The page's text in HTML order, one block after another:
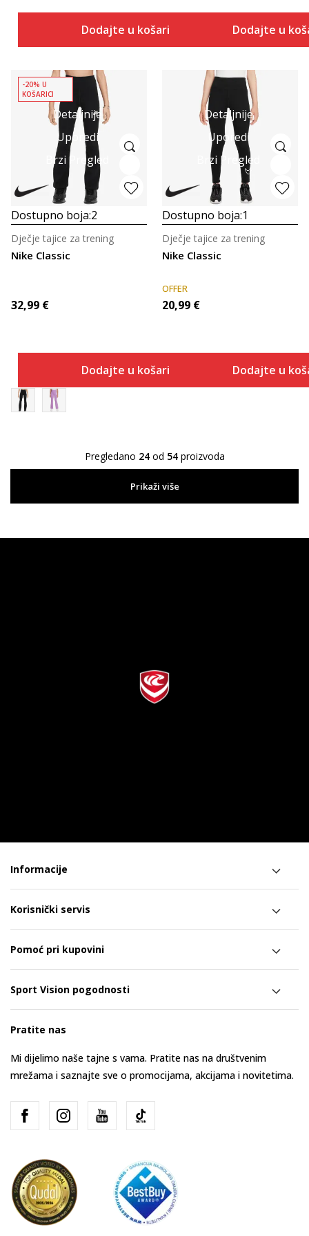
Dodajte u košaricu Dodajte u
Detaljnije
Uporedi
Brzi Pregled
-20% U
KOŠARICI
Dostupno boja:2
Nike Classic
Dječje tajice za trening
32,99 €
Dodajte u košaricu
Detaljnije
Uporedi
Brzi Pregled
Dostupno boja:1
Nike Classic
Dječje tajice za trening
OFFER
20,99 €
Dodajte u
Pregledano 24od 54proizvoda
Prikaži više
Informacije
Korisnički servis
Pomoć pri kupovini
Sport Vision pogodnosti
Pratite nas
Mi dijelimo naše tajne s vama. Pratite nas na društvenim
mrežama i saznajte sve o promocijama, akcijama i novitetima.